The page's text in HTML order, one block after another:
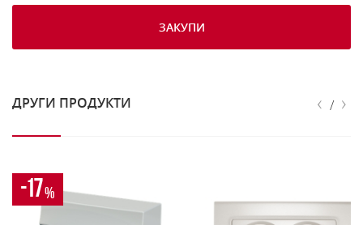
ЗАКУПИ
ДРУГИ ПРОДУКТИ ‹ / ›
-17%